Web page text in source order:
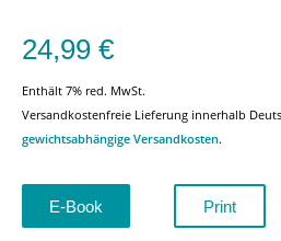
24,99 €
Enthält 7% red. MwSt.
Versandkostenfreie Lieferung innerhalb
gewichtsabhängige Versandkosten.
E-Book Print